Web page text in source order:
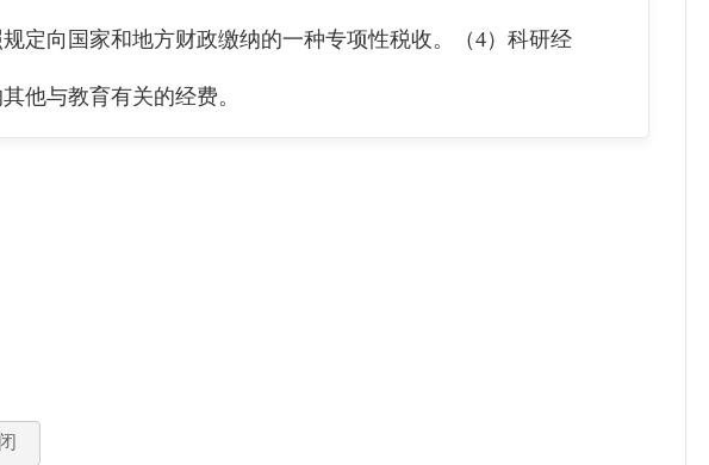
定向国家和地方财政缴纳的一种专项性税收。（4）科研经
他与教育有关的经费。